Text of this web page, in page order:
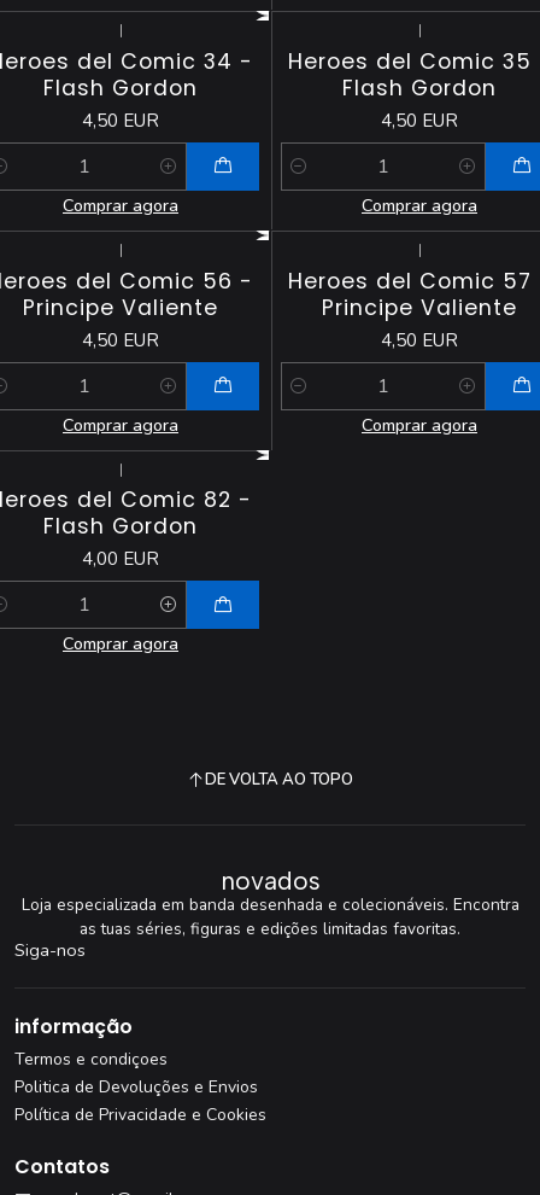
|
del Comic 34 -
Flash Gordon
4,50 EUR
Comprar agora
|
Heroes del Comic
Flash Gordon
4,50 EUR
Quantidade
Comprar agora
|
del Comic 56 -
Principe Valiente
4,50 EUR
Comprar agora
|
Heroes del Comic
Principe Valiente
4,50 EUR
Quantidade
Comprar agora
|
del Comic 82 -
Flash Gordon
4,00 EUR
Comprar agora
DE VOLTA AO TOPO
novados
Loja especializada em banda desenhada e colecionáveis. Encontra
as tuas séries, figuras e edições limitadas favoritas.
Siga-nos
informação
Termos e condiçoes
Politica de Devoluções e Envios
Política de Privacidade e Cookies
Contatos